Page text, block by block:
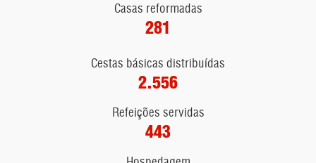
Casas reformadas
281
Cestas básicas distribuídas
2.556
Refeições servidas
443